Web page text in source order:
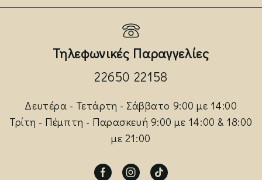
Τηλεφωνικές Παραγγελίες
22650 22158
Δευτέρα - Τετάρτη - Σάββατο 9:00 με 14:00
Τρίτη - Πέμπτη - Παρασκευή 9:00 με 14:00 & 18:00
με 21:00